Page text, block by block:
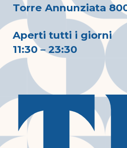
Torre Annunziata
Aperti tutti i giorni
11:30 – 23:30